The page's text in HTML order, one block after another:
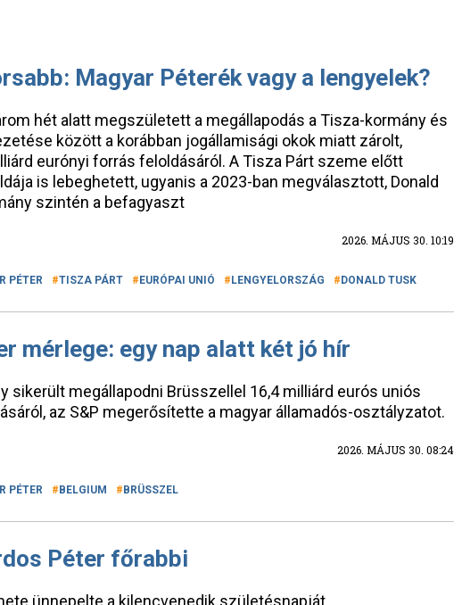
Magyar Péterék vagy a lengyelek?
hét alatt megszületett a megállapodás a Tisza-kormány és
között a korábban jogállamisági okok miatt zárolt,
eurónyi forrás feloldásáról. A Tisza Párt szeme előtt
is lebeghetett, ugyanis a 2023-ban megválasztott, Donald
szintén a befagyaszt
2026. MÁJUS 30. 10:19
PÉTER TISZA PÁRT EURÓPAI UNIÓ LENGYELORSZÁG DONALD TUSK
mérlege: egy nap alatt két jó hír
sikerült megállapodni Brüsszellel 16,4 milliárd eurós uniós
az S&P megerősítette a magyar államadós-osztályzatot.
2026. MÁJUS 30. 08:24
PÉTER BELGIUM BRÜSSZEL
Péter főrabbi
ünnepelte a kilencvenedik születésnapját.